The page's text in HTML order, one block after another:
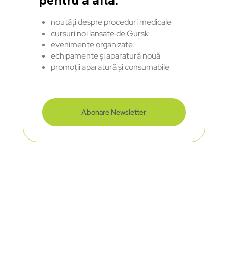
noutăți despre proceduri medicale
cursuri noi lansate de Gursk
evenimente organizate
echipamente și aparatură nouă
promoții aparatură și consumabile
Abonare Newsletter